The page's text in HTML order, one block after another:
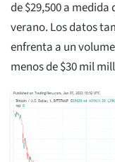
de $29,500 a
verano. Los datos
enfrenta a un
menos de $30 mil